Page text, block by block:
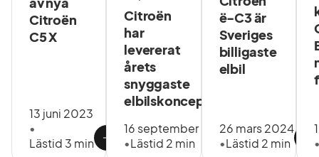
Bank samt DNB.
Tillsammans räknar vi
fram en kalkyl med en
månadskostnad som
passar just dig. Svar får
du direkt, efter
sedvanlig
kreditprövning.
Citroën
C5 X
13 juni 2023
•
Lästid 3 min
Citroën
har
levererat
årets
snyggaste
elbilskoncept
16 september 2024
•Lästid 2 min
ë-C3 är
Sveriges
billigaste
elbil
26 mars 2024
•Lästid 2 min